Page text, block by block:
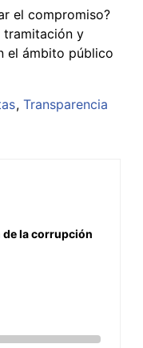
el compromiso?
tramitación y
el ámbito público
Transparencia
la corrupción